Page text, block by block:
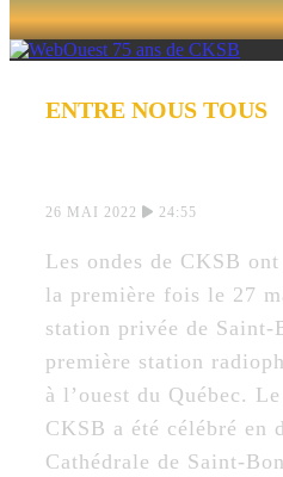
ENTRE NOUS TOUS
26 MAI 2022 24:55
Les ondes de CKSB
la première fois le 27
station privée de Saint-
première station
à l’ouest du Québec.
CKSB a été célébré en
Cathédrale de Saint-